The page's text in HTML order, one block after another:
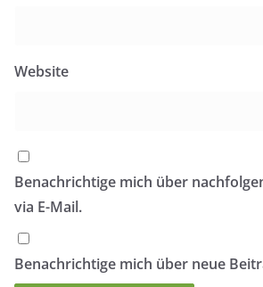
Website
Benachrichtige mich über
via E-Mail.
Benachrichtige mich über neue